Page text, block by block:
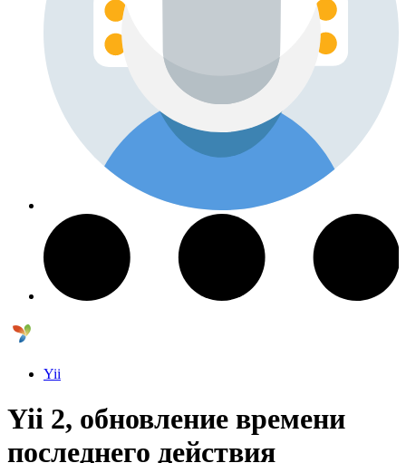
Yii
Yii 2, обновление времени
последнего действия